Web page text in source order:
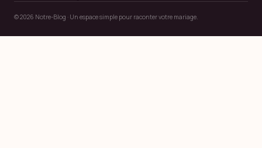
© 2026 Notre-Blog · Un espace simple pour raconter votre mariage.